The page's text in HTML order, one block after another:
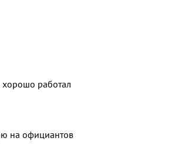
хорошо работал
на официантов